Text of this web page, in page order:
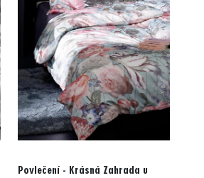
Povlečení - Krásná Zahrada u